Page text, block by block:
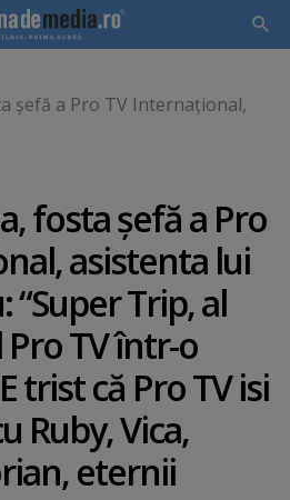
şefă a Pro TV Internaţional,
fosta şefă a Pro
asistenta lui
“Super Trip, al
TV într-o
trist că Pro TV isi
Ruby, Vica,
eternii